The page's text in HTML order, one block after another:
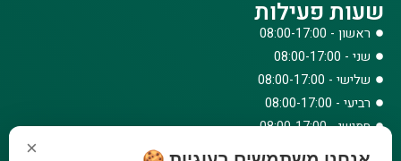
שעות פעילות
ראשון - 08:00-17:00
שני - 08:00-17:00
שלישי - 08:00-17:00
רביעי - 08:00-17:00
חמישי - 08:00-17:00
×